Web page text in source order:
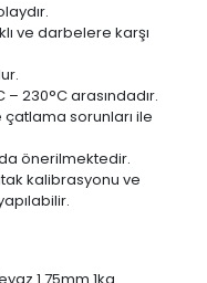
ve darbelere karşı
– 230°C arasındadır.
sorunları ile
önerilmektedir.
kalibrasyonu ve